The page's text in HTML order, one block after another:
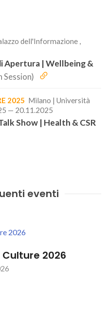
dell'Informazione ,
Apertura | Wellbeing &
Session)
2025 Milano | Università
— 20.11.2025
Show | Health & CSR
eventi
Culture 2026